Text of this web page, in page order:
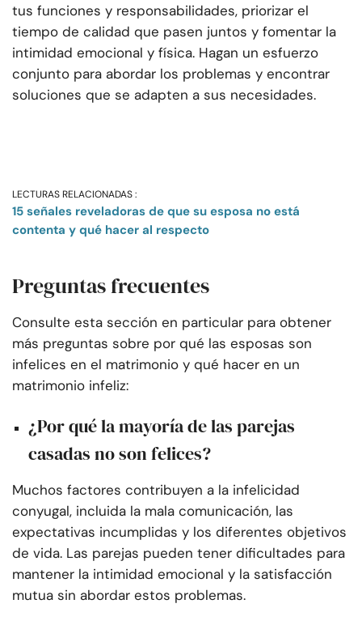
tus funciones y responsabilidades, priorizar el
tiempo de calidad que pasen juntos y fomentar la
intimidad emocional y física. Hagan un esfuerzo
conjunto para abordar los problemas y encontrar
soluciones que se adapten a sus necesidades.
LECTURAS RELACIONADAS :
15 señales reveladoras de que su esposa no está
contenta y qué hacer al respecto
Preguntas frecuentes
Consulte esta sección en particular para obtener
más preguntas sobre por qué las esposas son
infelices en el matrimonio y qué hacer en un
matrimonio infeliz:
¿Por qué la mayoría de las parejas
casadas no son felices?
Muchos factores contribuyen a la infelicidad
conyugal, incluida la mala comunicación, las
expectativas incumplidas y los diferentes objetivos
de vida. Las parejas pueden tener dificultades para
mantener la intimidad emocional y la satisfacción
mutua sin abordar estos problemas.